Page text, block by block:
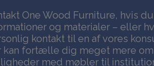
One Wood Furniture, hvis
og materialer – eller
kontakt til en af vores
kan fortælle dig meget mere om
med møbler til